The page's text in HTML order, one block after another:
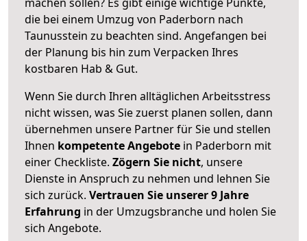
die bei einem Umzug von Paderborn nach
Taunusstein zu beachten sind. Angefangen bei
der Planung bis hin zum Verpacken Ihres
kostbaren Hab & Gut.
Wenn Sie durch Ihren alltäglichen Arbeitsstress
nicht wissen, was Sie zuerst planen sollen, dann
übernehmen unsere Partner für Sie und stellen
Ihnen kompetente Angebote in Paderborn mit
einer Checkliste. Zögern Sie nicht, unsere
Dienste in Anspruch zu nehmen und lehnen Sie
sich zurück. Vertrauen Sie unserer 9 Jahre
Erfahrung in der Umzugsbranche und holen Sie
sich Angebote.